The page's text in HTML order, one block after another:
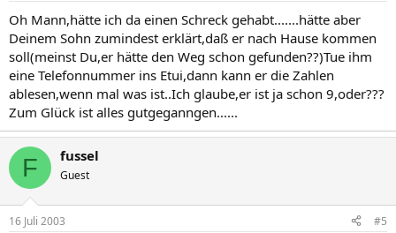
Oh Mann,hätte ich da einen Schreck gehabt.......hätte aber
Deinem Sohn zumindest erklärt,daß er nach Hause kommen
soll(meinst Du,er hätte den Weg schon gefunden??)Tue ihm
eine Telefonnummer ins Etui,dann kann er die Zahlen
ablesen,wenn mal was ist..Ich glaube,er ist ja schon 9,oder???
Zum Glück ist alles gutgeganngen......
F fussel
Guest
16 Juli 2003 #5